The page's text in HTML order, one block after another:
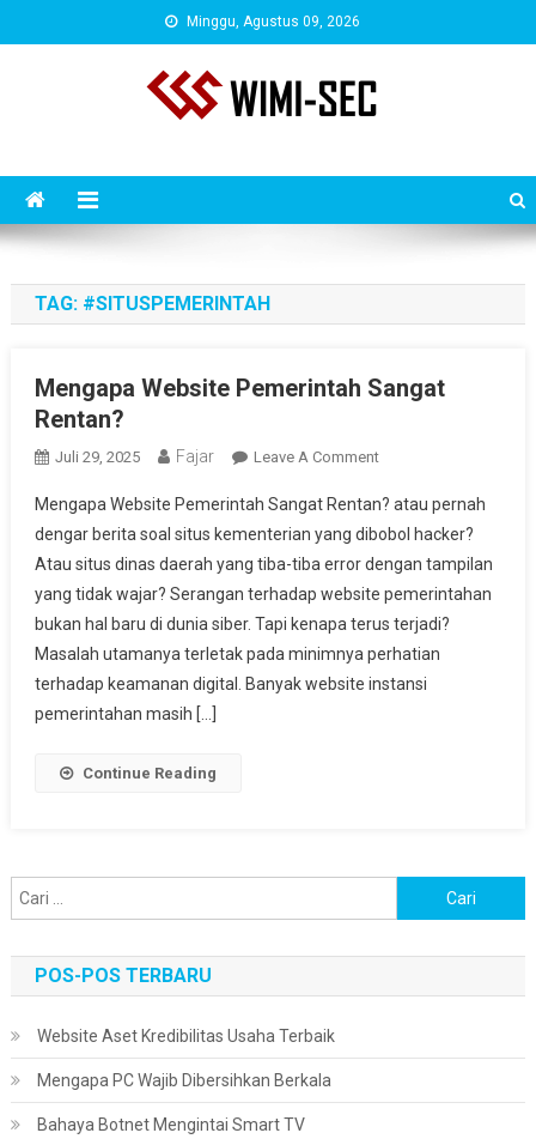
to
Minggu, Agustus 09, 2026
TAG: #SITUSPEMERINTAH
Mengapa Website Pemerintah Sangat
Rentan?
Juli 29, 2025 Fajar Leave A CommentOn
Website
Pemerintah
Sangat
Rentan?
Mengapa Website Pemerintah Sangat Rentan? atau pernah
dengar berita soal situs kementerian yang dibobol hacker?
Atau situs dinas daerah yang tiba-tiba error dengan tampilan
yang tidak wajar? Serangan terhadap website pemerintahan
bukan hal baru di dunia siber. Tapi kenapa terus terjadi?
Masalah utamanya terletak pada minimnya perhatian
terhadap keamanan digital. Banyak website instansi
pemerintahan masih […]
Continue Reading
untuk:
POS-POS TERBARU
Website Aset Kredibilitas Usaha Terbaik
Mengapa PC Wajib Dibersihkan Berkala
Bahaya Botnet Mengintai Smart TV